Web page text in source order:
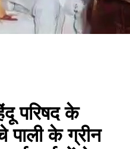
परिषद के
पाली के ग्रीन